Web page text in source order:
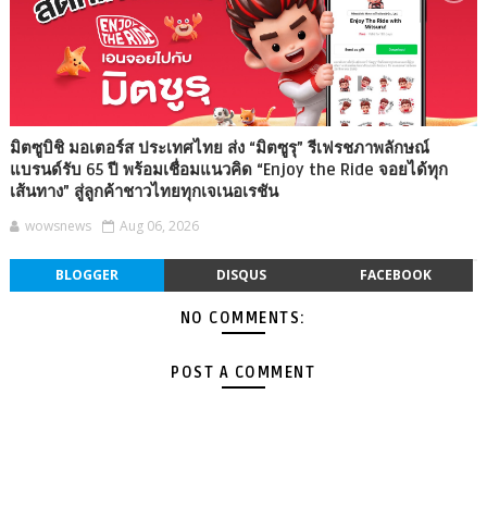
มิตซูบิชิ มอเตอร์ส ประเทศไทย ส่ง “มิตซูรุ” รีเฟรชภาพลักษณ์
แบรนด์รับ 65 ปี พร้อมเชื่อมแนวคิด “Enjoy the Ride จอยได้ทุก
เส้นทาง” สู่ลูกค้าชาวไทยทุกเจเนอเรชัน
wowsnews Aug 06, 2026
BLOGGER DISQUS FACEBOOK
NO COMMENTS:
POST A COMMENT